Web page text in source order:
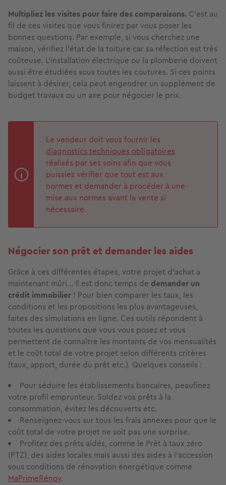
Multipliez les visites pour faire des comparaisons. C’est au
fil de ces visites que vous finirez par vous poser les
bonnes questions. Par exemple, si vous cherchez une
maison, vérifiez l’état de la toiture car sa réfection est très
coûteuse. L’installation électrique ou la plomberie doivent
aussi être étudiées sous toutes les coutures. Si ces points
laissent à désirer, cela peut engendrer un supplément de
budget travaux ou un axe pour négocier le prix.
Le vendeur doit vous fournir les
diagnostics techniques obligatoires
réalisés par ses soins afin que vous
puissiez vérifier que tout est aux
normes et demander à procéder à une
mise aux normes avant la vente si
nécessaire.
Négocier son prêt et demander les aides
Grâce à ces différentes étapes, votre projet d’achat a
maintenant mûri… Il est donc temps de demander un
crédit immobilier ! Pour bien comparer les taux, les
conditions et les propositions les plus avantageuses,
faites des simulations en ligne. Ces outils répondent à
toutes les questions que vous vous posez et vous
permettent de connaître les montants de vos mensualités
et le coût total de votre projet selon différents critères
(taux, apport, durée du prêt etc.). Quelques conseils :
Pour séduire les établissements bancaires, peaufinez
votre profil emprunteur. Soldez vos prêts à la
consommation, évitez les découverts etc.
Renseignez-vous sur tous les frais annexes pour que le
coût total de votre projet ne soit pas une surprise.
Profitez des prêts aidés, comme le Prêt à taux zéro
(PTZ), des aides locales mais aussi des aides à l’accession
sous conditions de rénovation énergétique comme
MaPrimeRénov.